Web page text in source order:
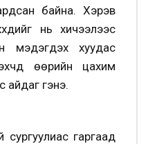
байна. Хэрэв
нь хичээлээс
мэдэгдэх хуудас
өөрийн цахим
айдаг гэнэ.
сургуулиас гаргаад